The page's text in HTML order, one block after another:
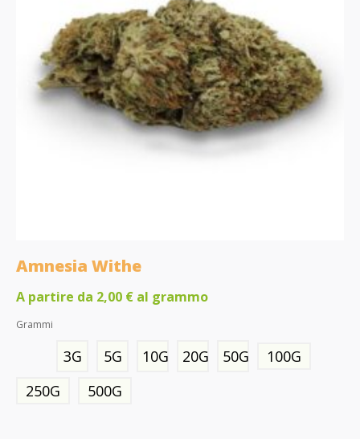
Amnesia Withe
A partire da 2,00 € al grammo
Grammi
3G 5G 10G 20G 50G
100G
250G
500G